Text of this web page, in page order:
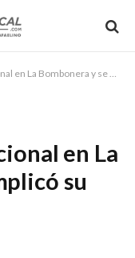
y se complicó su clasificación
en La
su